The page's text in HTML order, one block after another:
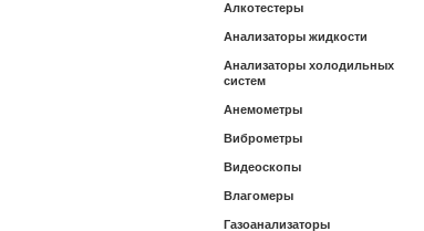
Алкотестеры
Анализаторы жидкости
Анализаторы холодильных
систем
Анемометры
Виброметры
Видеоскопы
Влагомеры
Газоанализаторы